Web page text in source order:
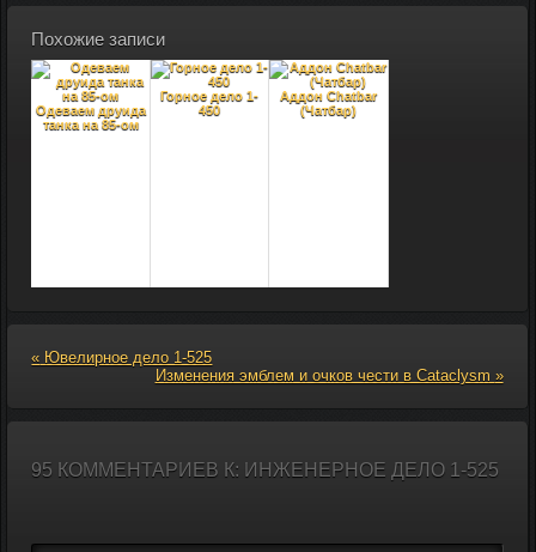
Похожие записи
Одеваем друида
танка на 85-ом
Горное дело 1-
450
Аддон Chatbar
(Чатбар)
Огненному
Солнцевороту
« Ювелирное дело 1-525
Изменения эмблем и очков чести в Cataclysm »
95 КОММЕНТАРИЕВ К: ИНЖЕНЕРНОЕ ДЕЛО 1-525